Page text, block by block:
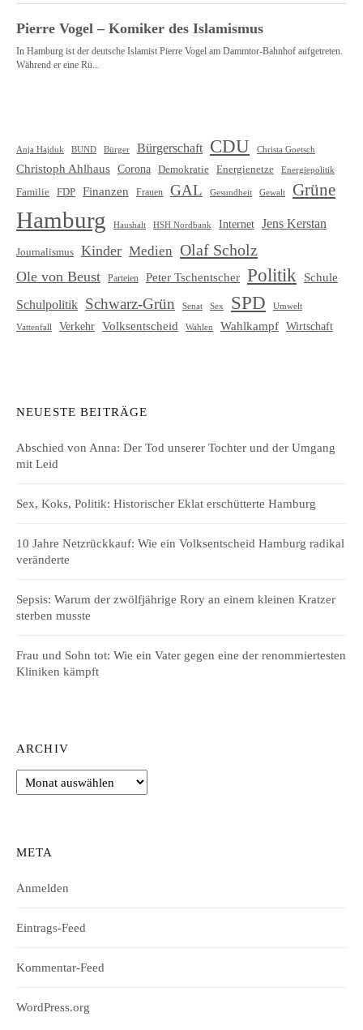
Anja Hajduk BUND Bürger Bürgerschaft CDU Christa Goetsch
Christoph Ahlhaus Corona Demokratie Energienetze Energiepolitik
Familie FDP Finanzen Frauen GAL Gesundheit Gewalt Grüne
Hamburg Haushalt HSH Nordbank Internet Jens Kerstan
Journalismus Kinder Medien Olaf Scholz
Ole von Beust Parteien Peter Tschentscher Politik
Schule
Schulpolitik Schwarz-Grün Senat Sex SPD Umwelt
Vattenfall Verkehr Volksentscheid Wahlen Wahlkampf Wirtschaft
NEUESTE BEITRÄGE
Abschied von Anna: Der Tod unserer Tochter und der Umgang
mit Leid
Sex, Koks, Politik: Historischer Eklat erschütterte Hamburg
10 Jahre Netzrückkauf: Wie ein Volksentscheid Hamburg radikal
veränderte
Sepsis: Warum der zwölfjährige Rory an einem kleinen Kratzer
sterben musste
Frau und Sohn tot: Wie ein Vater gegen eine der renommiertesten
Kliniken kämpft
ARCHIV
Archiv
META
Anmelden
Eintrags-Feed
Kommentar-Feed
WordPress.org